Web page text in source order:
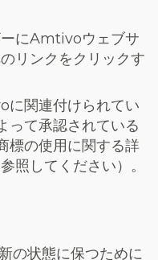
にAmtivoウェブサ
リンクをクリックす
に関連付けられてい
って承認されている
標の使用に関する詳
照してください）。
の状態に保つために